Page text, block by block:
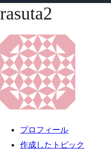
プ
コ
テ
ン
ツ
へ
ス
rasuta2
プロフィール
作成したトピック